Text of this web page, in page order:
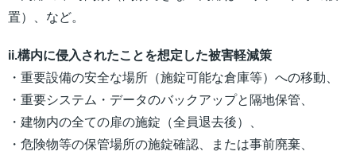
置）、など。
ii.構内に侵入されたことを想定した被害軽減策
・重要設備の安全な場所（施錠可能な倉庫等）への移動、
・重要システム・データのバックアップと隔地保管、
・建物内の全ての扉の施錠（全員退去後）、
・危険物等の保管場所の施錠確認、または事前廃棄、